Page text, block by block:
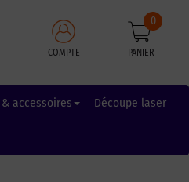
COMPTE PANIER
0
accessoires Découpe laser